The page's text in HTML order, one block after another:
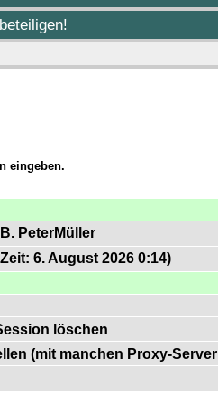
eingeben.
PeterMüller
6. August 2026 0:14)
löschen
(mit manchen Proxy-